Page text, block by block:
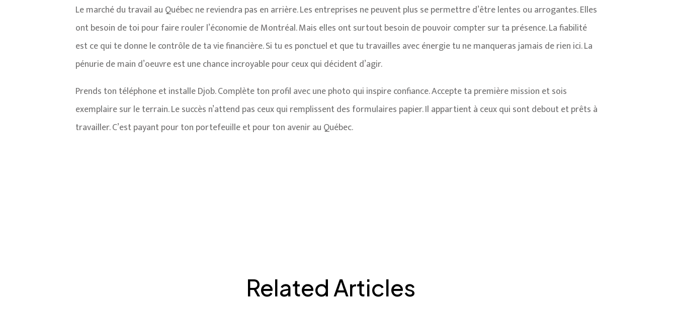
Le marché du travail au Québec ne reviendra pas en arrière. Les entreprises ne peuvent plus se permettre d’être lentes ou arrogantes. Elles
ont besoin de toi pour faire rouler l’économie de Montréal. Mais elles ont surtout besoin de pouvoir compter sur ta présence. La fiabilité
est ce qui te donne le contrôle de ta vie financière. Si tu es ponctuel et que tu travailles avec énergie tu ne manqueras jamais de rien ici. La
pénurie de main d’oeuvre est une chance incroyable pour ceux qui décident d’agir.
Prends ton téléphone et installe Djob. Complète ton profil avec une photo qui inspire confiance. Accepte ta première mission et sois
exemplaire sur le terrain. Le succès n’attend pas ceux qui remplissent des formulaires papier. Il appartient à ceux qui sont debout et prêts à
travailler. C’est payant pour ton portefeuille et pour ton avenir au Québec.
Related Articles